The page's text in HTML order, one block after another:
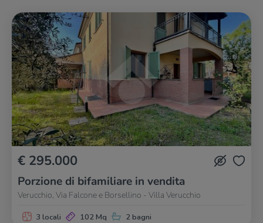
€ 295.000
Porzione di bifamiliare in vendita
Verucchio, Via Falcone e Borsellino - Villa Verucchio
3 locali 102 Mq 2 bagni